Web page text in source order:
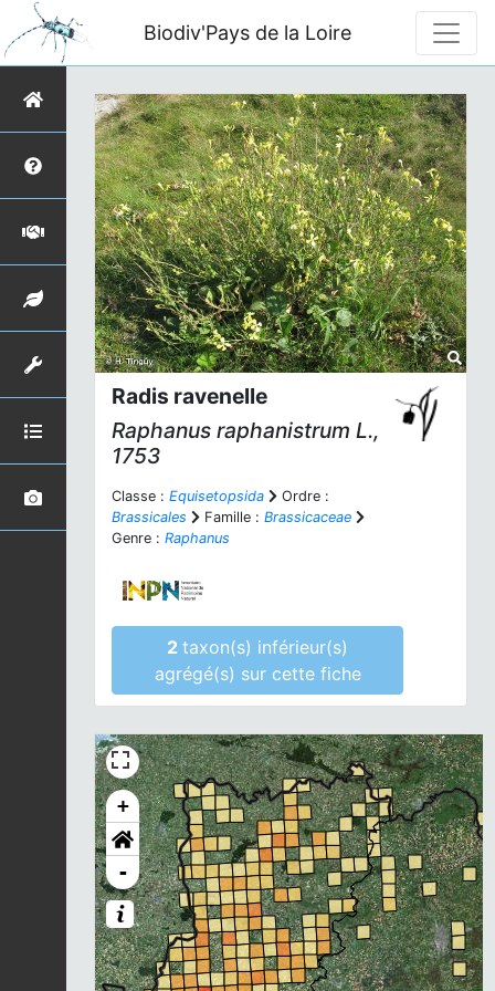
Biodiv'Pays de la Loire
Radis ravenelle
Raphanus raphanistrum L.,
1753
Classe : Equisetopsida
Ordre :
Brassicales
Famille : Brassicaceae
Genre : Raphanus
2taxon(s) inférieur(s)
agrégé(s) sur cette fiche
+
-